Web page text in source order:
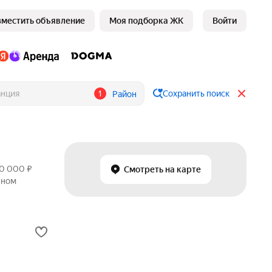
объявление Моя подборка ЖК Войти
1 Район Сохранить поиск
Смотреть на карте
000 ₽